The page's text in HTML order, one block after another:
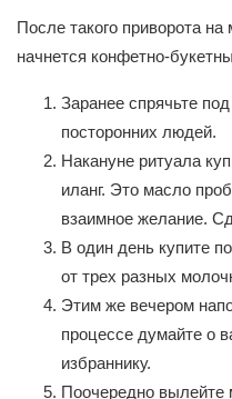
После такого приворота
начнется конфетно-
Заранее спрячьте
посторонних людей.
Накануне ритуала
иланг. Это масло
взаимное желание.
В один день купите
от трех разных
Этим же вечером
процессе думайте о
избраннику.
Поочередно вылейте